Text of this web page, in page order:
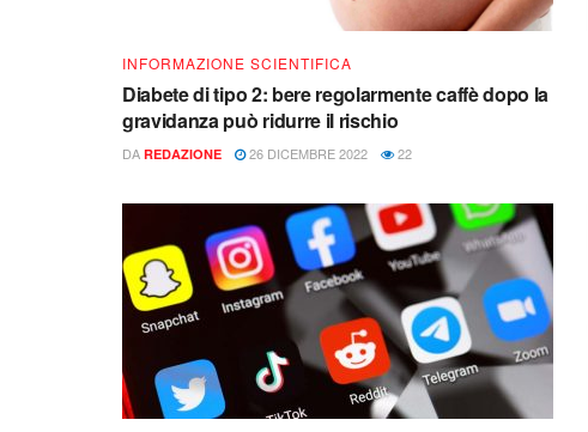
INFORMAZIONE SCIENTIFICA
Diabete di tipo 2: bere regolarmente caffè dopo la
gravidanza può ridurre il rischio
DA REDAZIONE 26 DICEMBRE 2022 22